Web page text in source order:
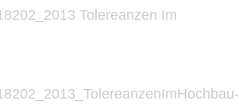
Tolereanzen Im